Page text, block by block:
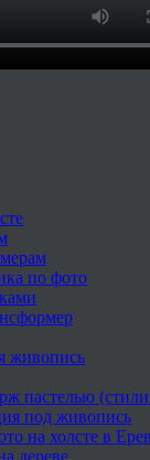
по фото
живопись
пастелью
под живопись
на холсте в
дереве